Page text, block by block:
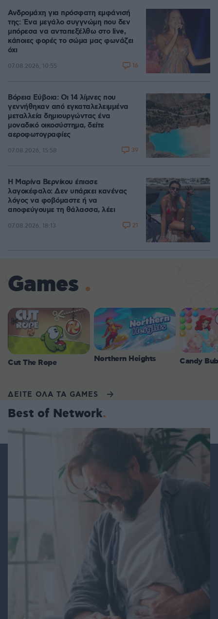
Ανδρομάχη για πρόσφατη εμφάνισή
της: Ένα μεγάλο συγγνώμη που δεν
μπόρεσα να ανταπεξέλθω στο live,
κάποιες φορές το σώμα μας φωνάζει
όχι
07.08.2026, 10:55 16
Βόρεια Εύβοια: Οι 14 λίμνες που
γεννήθηκαν από εγκαταλελειμμένα
μεταλλεία δημιουργώντας ένα
μοναδικό οικοσύστημα, δείτε
αεροφωτογραφίες
07.08.2026, 15:58 39
Η Μαρίνα Βερνίκου έπιασε
λαγοκέφαλο: Δεν υπάρχει κανένας
λόγος να φοβόμαστε ή να
αποφεύγουμε τη θάλασσα, λέει
07.08.2026, 18:13 21
Games
Cut The Rope Northern Heights Candy
ΔΕΙΤΕ ΟΛΑ ΤΑ GAMES
Best of Network